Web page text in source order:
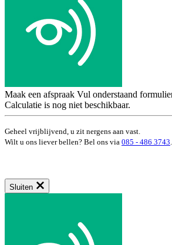
Maak een afspraak Vul onderstaand
Calculatie is nog niet beschikbaar.
Geheel vrijblijvend, u zit nergens aan vast.
Wilt u ons liever bellen? Bel ons via 085 - 486 3743
Sluiten